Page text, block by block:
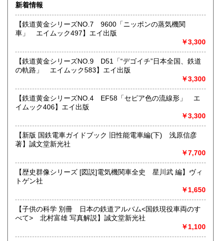
沖縄県
★★ご質問、ご要望はご注文前にお問合せ下さい。★★
★★電話・FAXでの在庫、状態確認及びご注文には対応しま
せん。
すべての方にメールでのお問い合わせを御案内してい
★★メールでのお問い合わせは、用件のみの場合スパムメー
ルと判断して返信いたしません。お名前もお願いいたしま
沿線名：★★電話・FAXでの在庫、状態確認及びご注文には
対応しません。お電話を頂いてもすべての方にメールでのお
営業時間：(平日)10:00-17:00
定休日：土日祝休/臨時休業有
★出張買取・郵送買取(※要事前相談)致します。
お気軽にご相談ください。
取り扱い分野
近代文献、趣味、サブカルチャー、古書一般（その他）
新着情報
【鉄道黄金シリーズNO.7 9600「ニッポンの蒸気機関
車」 エイムック497】エイ出版
￥3,300
【鉄道黄金シリーズNO.9 D51「“デゴイチ”日本全国、鉄道
の軌路」 エイムック583】エイ出版
￥3,300
【鉄道黄金シリーズNO.4 EF58「セピア色の流線形」 エ
イムック406】エイ出版
￥3,300
【新版 国鉄電車ガイドブック 旧性能電車編(下) 浅原信彦
著】誠文堂新光社
￥7,700
【歴史群像シリーズ [図説]電気機関車全史 星川武 編】ヴィ
トゲン社
￥1,650
【子供の科学 別冊 日本の鉄道アルバム<国鉄現役車両のす
べて> 北村富雄 写真解説】誠文堂新光社
￥1,100